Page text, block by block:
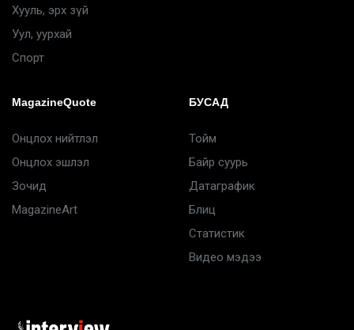
Хууль, эрх зүй
Уул, уурхай
Спорт
MagazineQuote
Онцлох нийтлэл
Онцлох эшлэл
Зочид
MagazineArt
БУСАД
Тойм
Байр суурь
Датаграфик
Блиц
Статистик
Видео мэдээ